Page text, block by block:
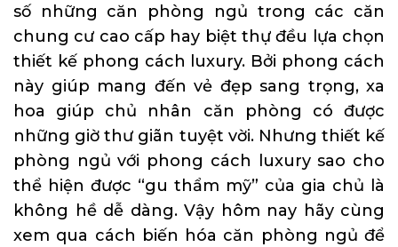
số những căn phòng ngủ trong các căn
chung cư cao cấp hay biệt thự đều lựa chọn
thiết kế phong cách luxury. Bởi phong cách
này giúp mang đến vẻ đẹp sang trọng, xa
hoa giúp chủ nhân căn phòng có được
những giờ thư giãn tuyệt vời. Nhưng thiết kế
phòng ngủ với phong cách luxury sao cho
thể hiện được “gu thẩm mỹ” của gia chủ là
không hề dễ dàng. Vậy hôm nay hãy cùng
xem qua cách biến hóa căn phòng ngủ để